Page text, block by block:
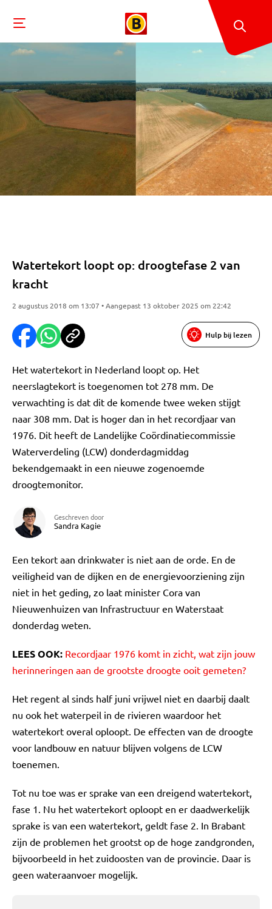
Watertekort loopt op: droogtefase 2 van
kracht
2 augustus 2018 om 13:07 • Aangepast 13 oktober 2025 om 22:42
Hulp bij lezen
Het watertekort in Nederland loopt op. Het
neerslagtekort is toegenomen tot 278 mm. De
verwachting is dat dit de komende twee weken stijgt
naar 308 mm. Dat is hoger dan in het recordjaar van
1976. Dit heeft de Landelijke Coördinatiecommissie
Waterverdeling (LCW) donderdagmiddag
bekendgemaakt in een nieuwe zogenoemde
droogtemonitor.
Geschreven door
Sandra Kagie
Een tekort aan drinkwater is niet aan de orde. En de
veiligheid van de dijken en de energievoorziening zijn
niet in het geding, zo laat minister Cora van
Nieuwenhuizen van Infrastructuur en Waterstaat
donderdag weten.
LEES OOK: Recordjaar 1976 komt in zicht, wat zijn jouw
herinneringen aan de grootste droogte ooit gemeten?
Het regent al sinds half juni vrijwel niet en daarbij daalt
nu ook het waterpeil in de rivieren waardoor het
watertekort overal oploopt. De effecten van de droogte
voor landbouw en natuur blijven volgens de LCW
toenemen.
Tot nu toe was er sprake van een dreigend watertekort,
fase 1. Nu het watertekort oploopt en er daadwerkelijk
sprake is van een watertekort, geldt fase 2. In Brabant
zijn de problemen het grootst op de hoge zandgronden,
bijvoorbeeld in het zuidoosten van de provincie. Daar is
geen wateraanvoer mogelijk.